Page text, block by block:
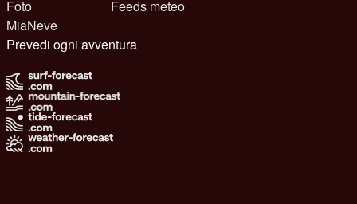
Foto
MiaNeve
Feeds meteo
Prevedi ogni avventura